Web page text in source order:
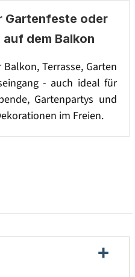
Gartenfeste oder
dem Balkon
Terrasse, Garten
- auch ideal für
Gartenpartys und
im Freien.